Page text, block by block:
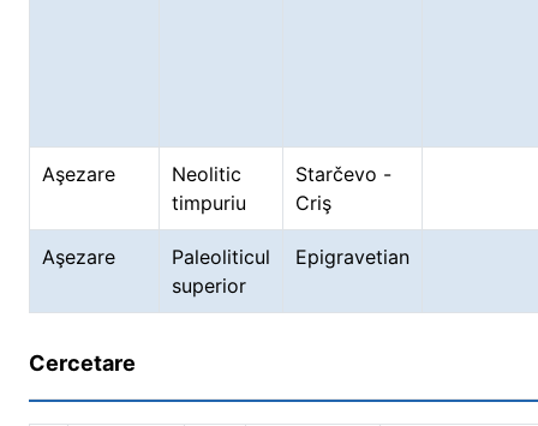
Aşezare
Neolitic
timpuriu
Starčevo -
Criş
Aşezare
Paleoliticul
superior
Epigravetian
Cercetare